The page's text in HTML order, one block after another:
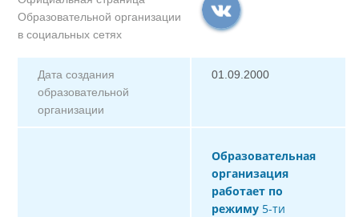
Образовательной организации
в социальных сетях
Дата создания
образовательной
организации
01.09.2000
Образовательная
организация
работает по
режиму 5-ти